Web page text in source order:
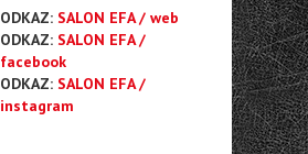
ODKAZ: SALON EFA / web
ODKAZ: SALON EFA /
facebook
ODKAZ: SALON EFA /
instagram